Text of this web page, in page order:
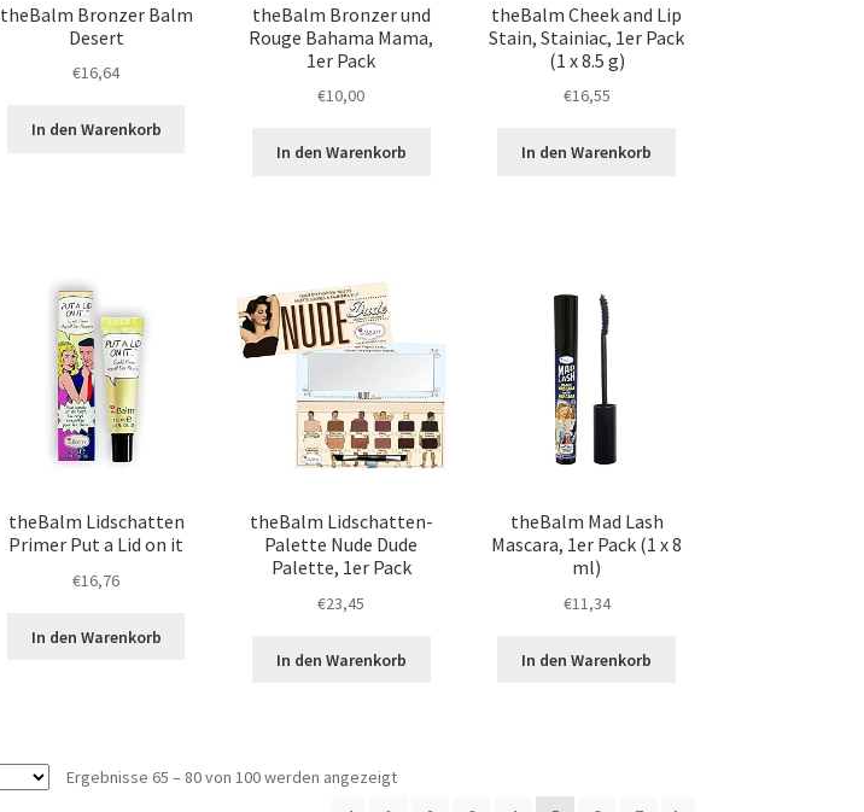
theBalm Bronzer Balm
Desert
€16,64
In den Warenkorb
theBalm Bronzer und
Rouge Bahama Mama,
1er Pack
€10,00
In den Warenkorb
theBalm Cheek and Lip
Stain, Stainiac, 1er Pack
(1 x 8.5 g)
€16,55
In den Warenkorb
theBalm Lidschatten
Primer Put a Lid on it
€16,76
In den Warenkorb
theBalm Lidschatten-
Palette Nude Dude
Palette, 1er Pack
€23,45
In den Warenkorb
theBalm Mad Lash
Mascara, 1er Pack (1 x 8
ml)
€11,34
In den Warenkorb
Ergebnisse 65 – 80 von 100 werden angezeigt